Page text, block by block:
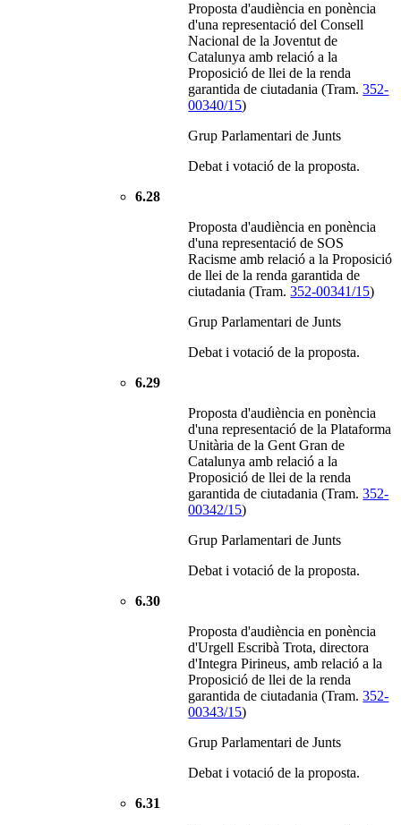
Proposta d'audiència en ponència
d'una representació del Consell
Nacional de la Joventut de
Catalunya amb relació a la
Proposició de llei de la renda
garantida de ciutadania (Tram.352-
00340/15)
Grup Parlamentari de Junts
Debat i votació de la proposta.
6.28
Proposta d'audiència en ponència
d'una representació de SOS
Racisme amb relació a la Proposició
de llei de la renda garantida de
ciutadania (Tram.352-00341/15)
Grup Parlamentari de Junts
Debat i votació de la proposta.
6.29
Proposta d'audiència en ponència
d'una representació de la Plataforma
Unitària de la Gent Gran de
Catalunya amb relació a la
Proposició de llei de la renda
garantida de ciutadania (Tram.352-
00342/15)
Grup Parlamentari de Junts
Debat i votació de la proposta.
6.30
Proposta d'audiència en ponència
d'Urgell Escribà Trota, directora
d'Integra Pirineus, amb relació a la
Proposició de llei de la renda
garantida de ciutadania (Tram.352-
00343/15)
Grup Parlamentari de Junts
Debat i votació de la proposta.
6.31